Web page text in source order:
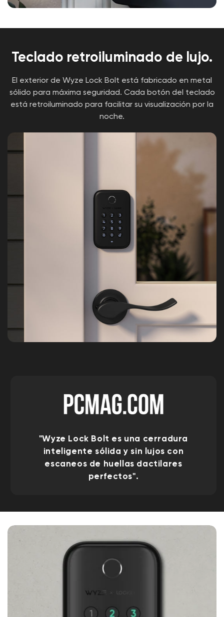
you if your door is jammed or if there are more
It also has an auto-lock function that will
amount of time. Lastly, you can fine-tune your
app) and schedule (hours, dates)!
Teclado retroiluminado de lujo.
El exterior de Wyze Lock Bolt está fabricado en metal
sólido para máxima seguridad. Cada botón del teclado
está retroiluminado para facilitar su visualización por la
noche.
"Wyze Lock Bolt es una cerradura
inteligente sólida y sin lujos con
escaneos de huellas dactilares
perfectos".